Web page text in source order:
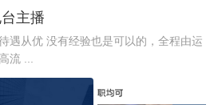
主播
遇从优 没有经验也是可以的，全程由运
流 ...